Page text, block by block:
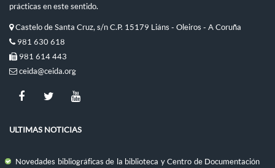
prácticas en este sentido.
Castelo de Santa Cruz, s/n C.P. 15179 Liáns - Oleiros - A Coruña
981 630 618
981 614 443
ceida@ceida.org
ULTIMAS NOTICIAS
Novedades bibliográficas de la biblioteca y Centro de Documentación